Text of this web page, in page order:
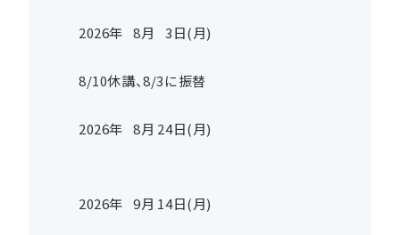
2026年 8月 3日(月)
8/10休講、8/3に振替
2026年 8月 24日(月)
2026年 9月 14日(月)